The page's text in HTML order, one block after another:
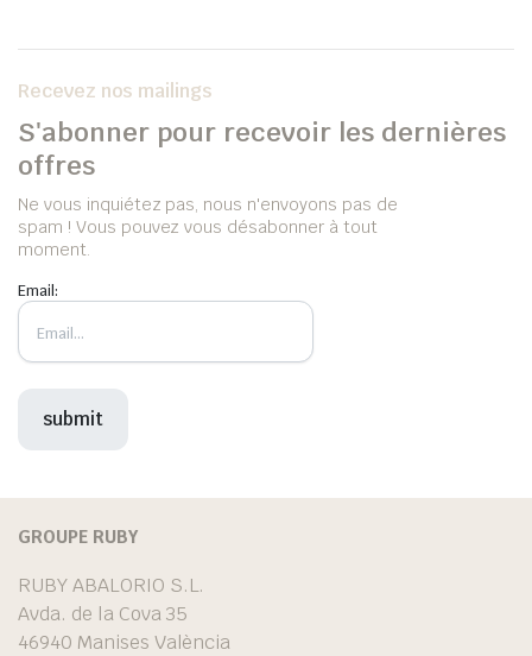
Recevez nos mailings
S'abonner pour recevoir les dernières
offres
Ne vous inquiétez pas, nous n'envoyons pas de
spam ! Vous pouvez vous désabonner à tout
moment.
Email:
GROUPE RUBY
RUBY ABALORIO S.L.
Avda. de la Cova 35
46940 Manises València